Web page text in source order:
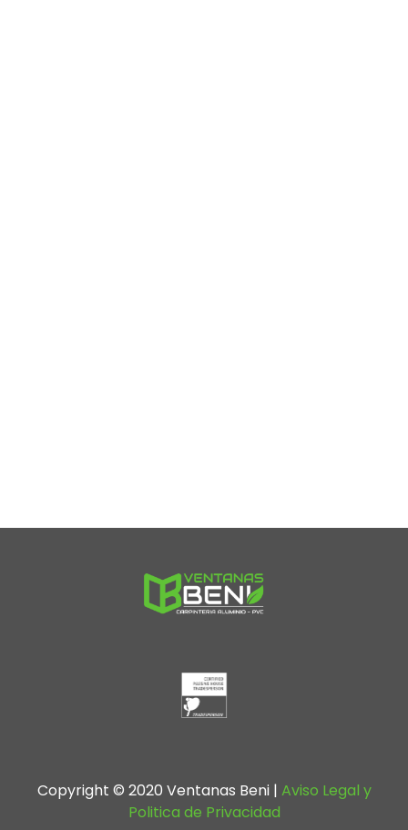
Copyright © 2020 Ventanas Beni | Aviso Legal y
Politica de Privacidad